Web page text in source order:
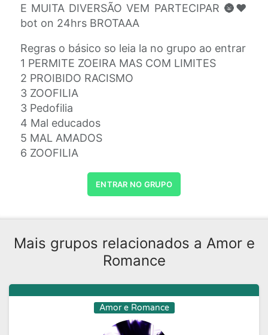
E MUITA DIVERSÃO VEM PARTECIPAR 🌚❤️
bot on 24hrs BROTAAA
Regras o básico so leia la no grupo ao entrar
1 PERMITE ZOEIRA MAS COM LIMITES
2 PROIBIDO RACISMO
3 ZOOFILIA
3 Pedofilia
4 Mal educados
5 MAL AMADOS
6 ZOOFILIA
ENTRAR NO GRUPO
Mais grupos relacionados a Amor e
Romance
Amor e Romance